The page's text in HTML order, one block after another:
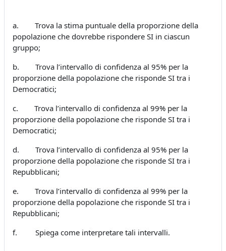
a. Trova la stima puntuale della proporzione della
popolazione che dovrebbe rispondere SI in ciascun
gruppo;
b. Trova l’intervallo di confidenza al 95% per la
proporzione della popolazione che risponde SI tra i
Democratici;
c. Trova l’intervallo di confidenza al 99% per la
proporzione della popolazione che risponde SI tra i
Democratici;
d. Trova l’intervallo di confidenza al 95% per la
proporzione della popolazione che risponde SI tra i
Repubblicani;
e. Trova l’intervallo di confidenza al 99% per la
proporzione della popolazione che risponde SI tra i
Repubblicani;
f. Spiega come interpretare tali intervalli.